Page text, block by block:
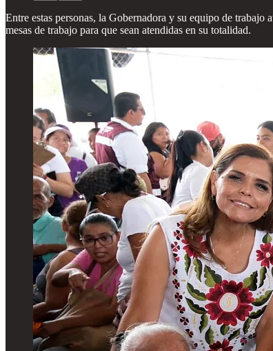
Entre estas personas, la Gobernadora y su equipo de
mesas de trabajo para que sean atendidas en su totalidad.